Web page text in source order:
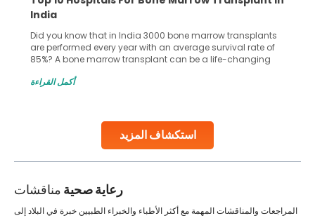
استكشاف المزيد
India
Did you know that in India 3000 bone marrow transplants
are performed every year with an average survival rate of
85%? A bone marrow transplant can be a life-changing
make all the difference. India has some of the world’s
أكمل القراءة
رعاية صحية مناقشات
المراجعات والمناقشات المهمة مع أكثر الأطباء والخبراء الطبيين خبرة في البلاد إلى